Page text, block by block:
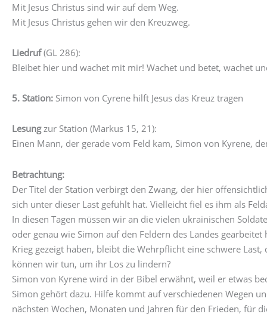
Mit Jesus Christus sind wir auf dem Weg.
Mit Jesus Christus gehen wir den Kreuzweg.
Liedruf(GL 286):
Bleibet hier und wachet mit mir! Wachet und betet, wachet
5. Station: Simon von Cyrene hilft Jesus das Kreuz tragen
Lesungzur Station (Markus 15, 21):
Einen Mann, der gerade vom Feld kam, Simon von Kyrene,
Betrachtung:
Der Titel der Station verbirgt den Zwang, der hier
sich unter dieser Last gefühlt hat. Vielleicht fiel es ihm als
In diesen Tagen müssen wir an die vielen ukrainischen
oder genau wie Simon auf den Feldern des Landes
Krieg gezeigt haben, bleibt die Wehrpflicht eine schwere
können wir tun, um ihr Los zu lindern?
Simon von Kyrene wird in der Bibel erwähnt, weil er etwas
Simon gehört dazu. Hilfe kommt auf verschiedenen Wegen
nächsten Wochen, Monaten und Jahren für den Frieden, für